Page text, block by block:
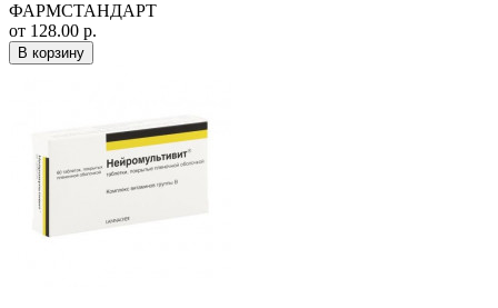
ФАРМСТАНДАРТ
от 128.00 р.
В корзину